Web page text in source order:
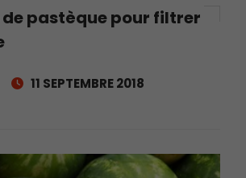
de pastèque pour filtrer
11 SEPTEMBRE 2018